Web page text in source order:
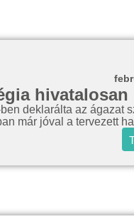
deklarálta az ágazat
már jóval a tervezett